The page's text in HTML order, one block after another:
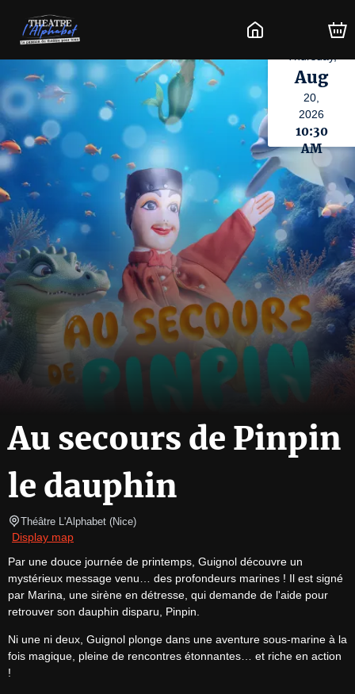
Aug
20,
2026
10:30
AM
Au secours de Pinpin
le dauphin
Théâtre L'Alphabet (Nice)
Display map
Par une douce journée de printemps, Guignol découvre un
mystérieux message venu… des profondeurs marines ! Il est signé
par Marina, une sirène en détresse, qui demande de l'aide pour
retrouver son dauphin disparu, Pinpin.
Ni une ni deux, Guignol plonge dans une aventure sous-marine à la
fois magique, pleine de rencontres étonnantes… et riche en action
!